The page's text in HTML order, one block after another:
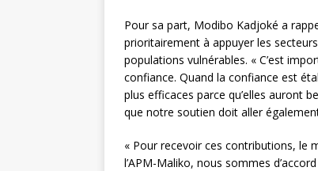
Pour sa part, Modibo Kadjoké a
prioritairement à appuyer les
populations vulnérables. « C’est
confiance. Quand la confiance est
plus efficaces parce qu’elles auront
que notre soutien doit aller
« Pour recevoir ces contributions, le
l’APM-Maliko, nous sommes